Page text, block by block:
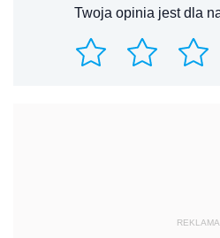
Twoja opinia jest dla
REKLAMA